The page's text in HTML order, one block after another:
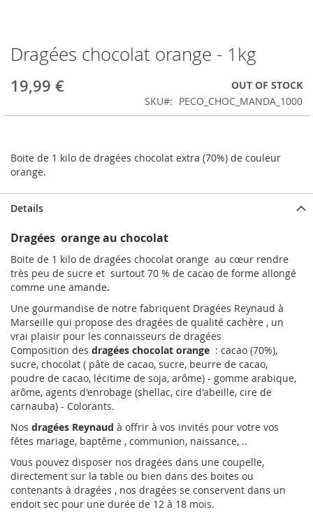
Skip
to
the
beginning
Dragées chocolat orange - 1kg
19,99 €
OUT OF STOCK
SKU
PECO_CHOC_MANDA_1000
Boite de 1 kilo de dragées chocolat extra (70%) de couleur
orange.
Details
Dragées orange au chocolat
Boite de 1 kilo de dragées chocolat orange au cœur rendre
très peu de sucre et surtout 70 % de cacao de forme allongé
comme une amande.
Une gourmandise de notre fabriquent Dragées Reynaud à
Marseille qui propose des dragées de qualité cachère , un
vrai plaisir pour les connaisseurs de dragées
Composition des dragées chocolat orange : cacao (70%),
sucre, chocolat ( pâte de cacao, sucre, beurre de cacao,
poudre de cacao, lécitime de soja, arôme) - gomme arabique,
arôme, agents d'enrobage (shellac, cire d'abeille, cire de
carnauba) - Colorants.
Nos dragées Reynaud à offrir à vos invités pour votre vos
fêtes mariage, baptême , communion, naissance, ..
Vous pouvez disposer nos dragées dans une coupelle,
directement sur la table ou bien dans des boites ou
contenants à dragées , nos dragées se conservent dans un
endoit sec pour une durée de 12 à 18 mois.